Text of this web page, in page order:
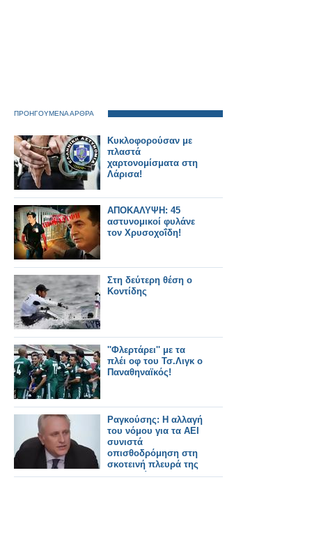
ΠΡΟΗΓΟΥΜΕΝΑ ΑΡΘΡΑ
Κυκλοφορούσαν με
πλαστά
χαρτονομίσματα στη
Λάρισα!
ΑΠΟΚΑΛΥΨΗ: 45
αστυνομικοί φυλάνε
τον Χρυσοχοΐδη!
Στη δεύτερη θέση ο
Κοντίδης
''Φλερτάρει'' με τα
πλέι οφ του Τσ.Λιγκ ο
Παναθηναϊκός!
Ραγκούσης: Η αλλαγή
του νόμου για τα ΑΕΙ
συνιστά
οπισθοδρόμηση στη
σκοτεινή πλευρά της
μεταπολίτευσης